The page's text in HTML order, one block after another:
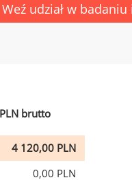
Weź udział w
brutto
4 120,00 PLN
0,00 PLN